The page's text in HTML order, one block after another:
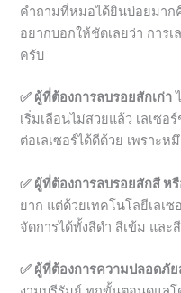
✅ ผู้ที่ต้องการลบรอยสักเก่า
เริ่มเลือนไม่สวยแล้ว เลเซอ
✅ ผู้ที่ต้องการลบรอยสักสี ห
ยาก แต่ด้วยเทคโนโลยีเลเ
✅ ผู้ที่ต้องการความปลอดภัย
งามบุรีรัมย์ ทุกขั้นตอนดูแล
ได้มาตรฐานทางการแพทย์